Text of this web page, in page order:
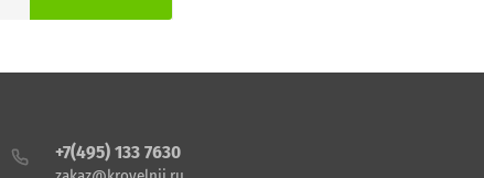
+7(495) 133 7630